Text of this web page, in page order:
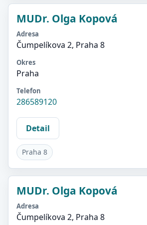
MUDr. Olga Kopová
Adresa
Čumpelíkova 2, Praha 8
Okres
Praha
Telefon
286589120
Detail
Praha 8
MUDr. Olga Kopová
Adresa
Čumpelíkova 2, Praha 8